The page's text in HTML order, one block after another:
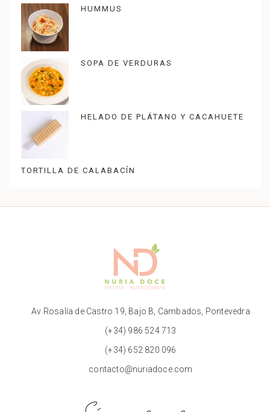
HUMMUS
SOPA DE VERDURAS
HELADO DE PLÁTANO Y CACAHUETE
TORTILLA DE CALABACÍN
Av Rosalía de Castro 19, Bajo B, Cambados, Pontevedra
(+34) 986 524 713
(+34) 652 820 096
contacto@nuriadoce.com